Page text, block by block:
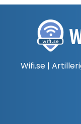
Wifi.se |